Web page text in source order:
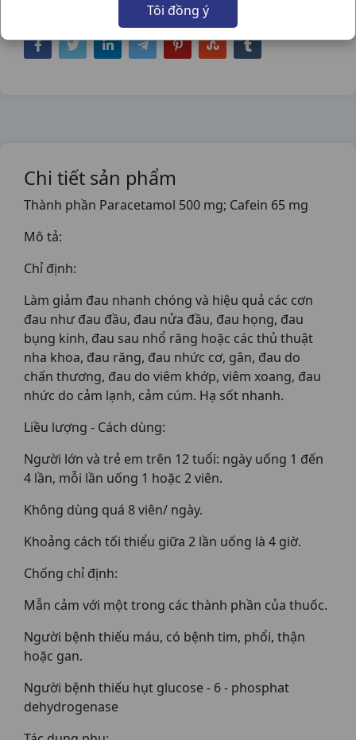
Tôi đồng ý
Chia sẻ qua mạng xã hội:
Chi tiết sản phẩm
Thành phần Paracetamol 500 mg; Cafein 65 mg
Mô tả:
Chỉ định:
Làm giảm đau nhanh chóng và hiệu quả các cơn
đau như đau đầu, đau nửa đầu, đau họng, đau
bụng kinh, đau sau nhổ răng hoặc các thủ thuật
nha khoa, đau răng, đau nhức cơ, gân, đau do
chấn thương, đau do viêm khớp, viêm xoang, đau
nhức do cảm lạnh, cảm cúm. Hạ sốt nhanh.
Liều lượng - Cách dùng:
Người lớn và trẻ em trên 12 tuổi: ngày uống 1 đến
4 lần, mỗi lần uống 1 hoặc 2 viên.
Không dùng quá 8 viên/ ngày.
Khoảng cách tối thiểu giữa 2 lần uống là 4 giờ.
Chống chỉ định:
Mẫn cảm với một trong các thành phần của thuốc.
Người bệnh thiếu máu, có bệnh tim, phổi, thận
hoặc gan.
Người bệnh thiếu hụt glucose - 6 - phosphat
dehydrogenase